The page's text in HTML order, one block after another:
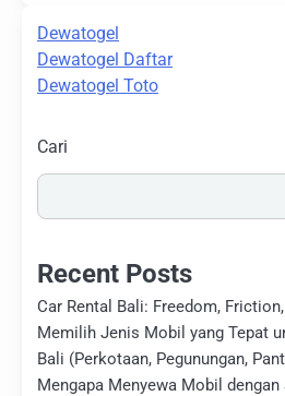
Dewatogel
Dewatogel Daftar
Dewatogel Toto
Cari
Recent Posts
Car Rental Bali: Freedom,
Memilih Jenis Mobil yang Tepat
Bali (Perkotaan, Pegunungan,
Mengapa Menyewa Mobil